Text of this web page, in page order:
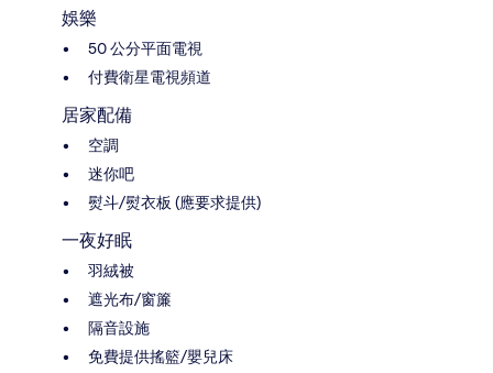
娛樂
50 公分平面電視
付費衛星電視頻道
居家配備
空調
迷你吧
熨斗/熨衣板 (應要求提供)
一夜好眠
羽絨被
遮光布/窗簾
隔音設施
免費提供搖籃/嬰兒床